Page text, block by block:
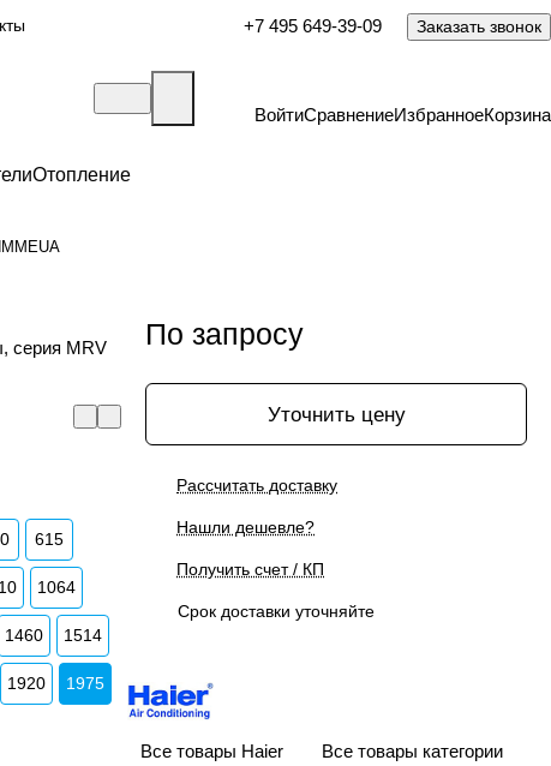
+7 495 649-39-09 Заказать звонок
ВойтиСравнениеИзбранноеКорзина
Отопление
серия MRV
615
1064
1460 1514
1920 1975
По запросу
Уточнить цену
Рассчитать доставку
Нашли дешевле?
Получить счет / КП
Срок доставки уточняйте
Все товары Haier Все товары категории